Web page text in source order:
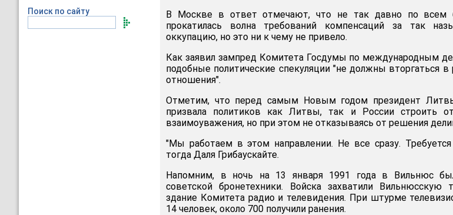
Поиск по сайту
В Москве в ответ отмечают, что не так давно по всем
прокатилась волна требований компенсаций за так
оккупацию, но это ни к чему не привело.
Как заявил зампред Комитета Госдумы по международным
подобные политические спекуляции "не должны вторгаться в
отношения".
Отметим, что перед самым Новым годом президент Литвы
призвала политиков как Литвы, так и России строить
взаимоуважения, но при этом не отказываясь от решения
"Мы работаем в этом направлении. Не все сразу. Требуется
тогда Даля Грибаускайте.
Напомним, в ночь на 13 января 1991 года в Вильнюс
советской бронетехники. Войска захватили
здание Комитета радио и телевидения. При штурме
14 человек, около 700 получили ранения.